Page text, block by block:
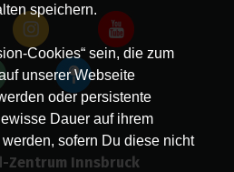
speichern.
Cookies“ sein, die zum
unserer Webseite
oder persistente
Dauer auf ihrem
sofern Du diese nicht
Zentrum Innsbruck